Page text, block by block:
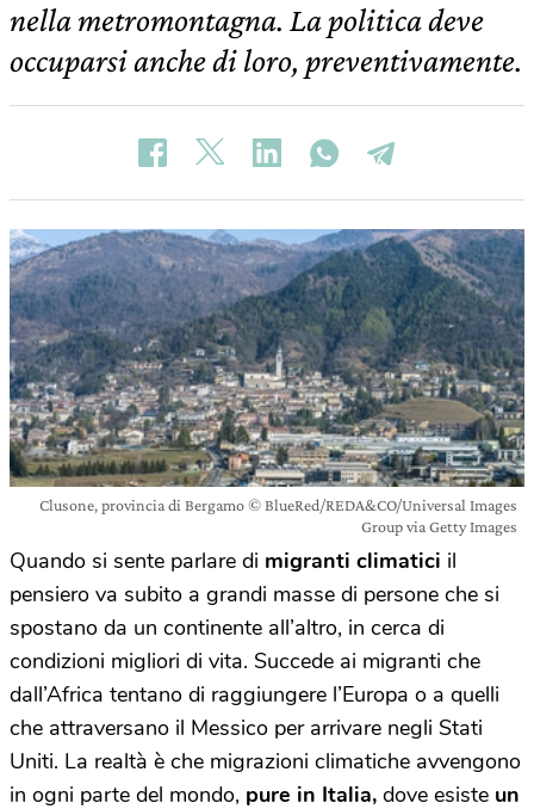
nella metromontagna. La politica deve
occuparsi anche di loro, preventivamente.
Clusone, provincia di Bergamo © BlueRed/REDA&CO/Universal Images
Group via Getty Images
Quando si sente parlare di migranti climatici il
pensiero va subito a grandi masse di persone che si
spostano da un continente all’altro, in cerca di
condizioni migliori di vita. Succede ai migranti che
dall’Africa tentano di raggiungere l’Europa o a quelli
che attraversano il Messico per arrivare negli Stati
Uniti. La realtà è che migrazioni climatiche avvengono
in ogni parte del mondo, pure in Italia, dove esiste un